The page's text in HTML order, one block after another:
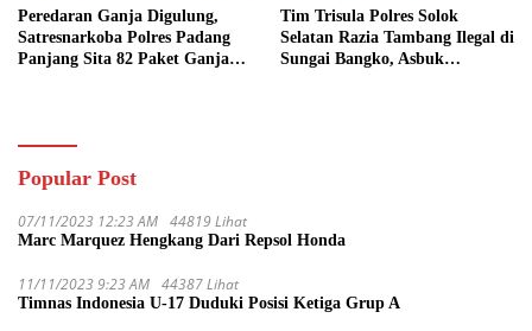
Peredaran Ganja Digulung,
Satresnarkoba Polres Padang
Panjang Sita 82 Paket Ganja
Tim Trisula Polres Solok
Selatan Razia Tambang Ilegal di
Sungai Bangko, Asbuk
Popular Post
07/11/2023 12:23 AM 44819 Lihat
Marc Marquez Hengkang Dari Repsol Honda
11/11/2023 9:23 AM 44387 Lihat
Timnas Indonesia U-17 Duduki Posisi Ketiga Grup A